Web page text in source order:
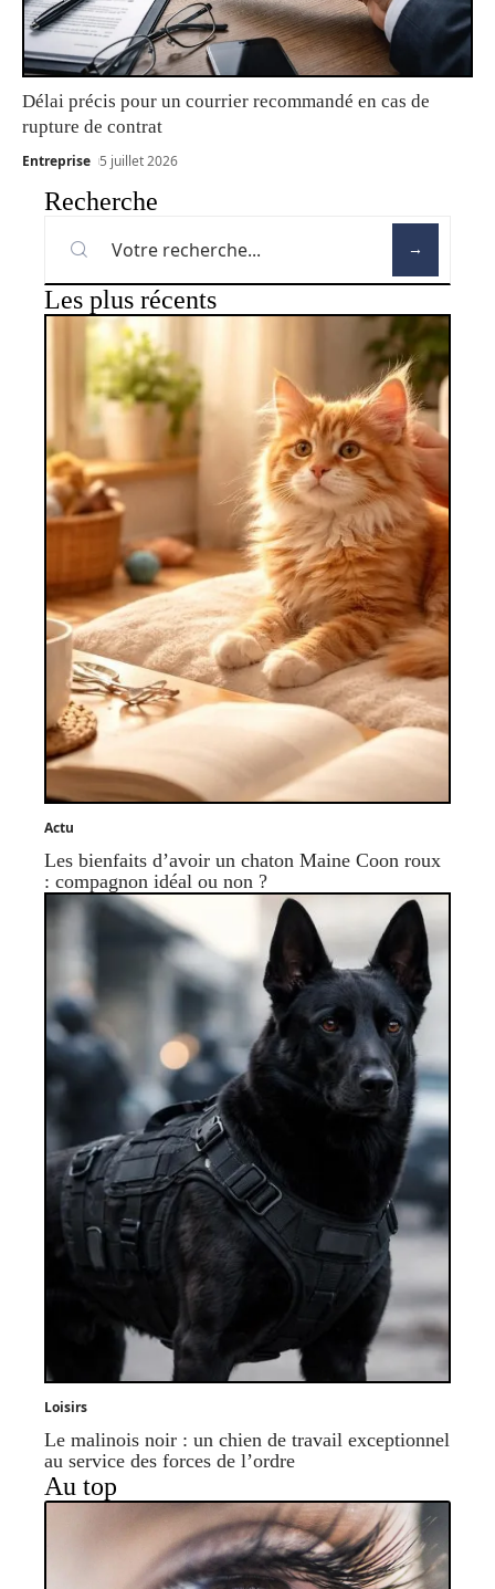
Délai précis pour un courrier recommandé en cas de
rupture de contrat
Entreprise 5 juillet 2026
Recherche
Les plus récents
Actu
Les bienfaits d’avoir un chaton Maine Coon roux
: compagnon idéal ou non ?
Loisirs
Le malinois noir : un chien de travail exceptionnel
au service des forces de l’ordre
Au top